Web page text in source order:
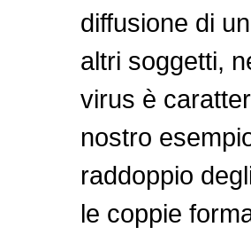
diffusione di
altri soggetti,
virus è
nostro
raddoppio
le coppie